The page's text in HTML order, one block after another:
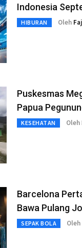
Indonesia
HIBURAN Oleh
Puskesmas
Papua
KESEHATAN Oleh
Barcelona
Bawa Pulang
SEPAK BOLA Oleh